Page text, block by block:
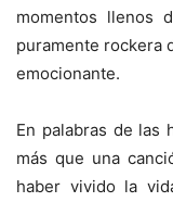
momentos llenos
puramente rockera
emocionante.
En palabras de las
más que una
haber vivido la